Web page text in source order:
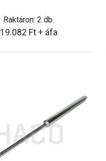
Raktáron: 2 db.
19.082 Ft+ áfa